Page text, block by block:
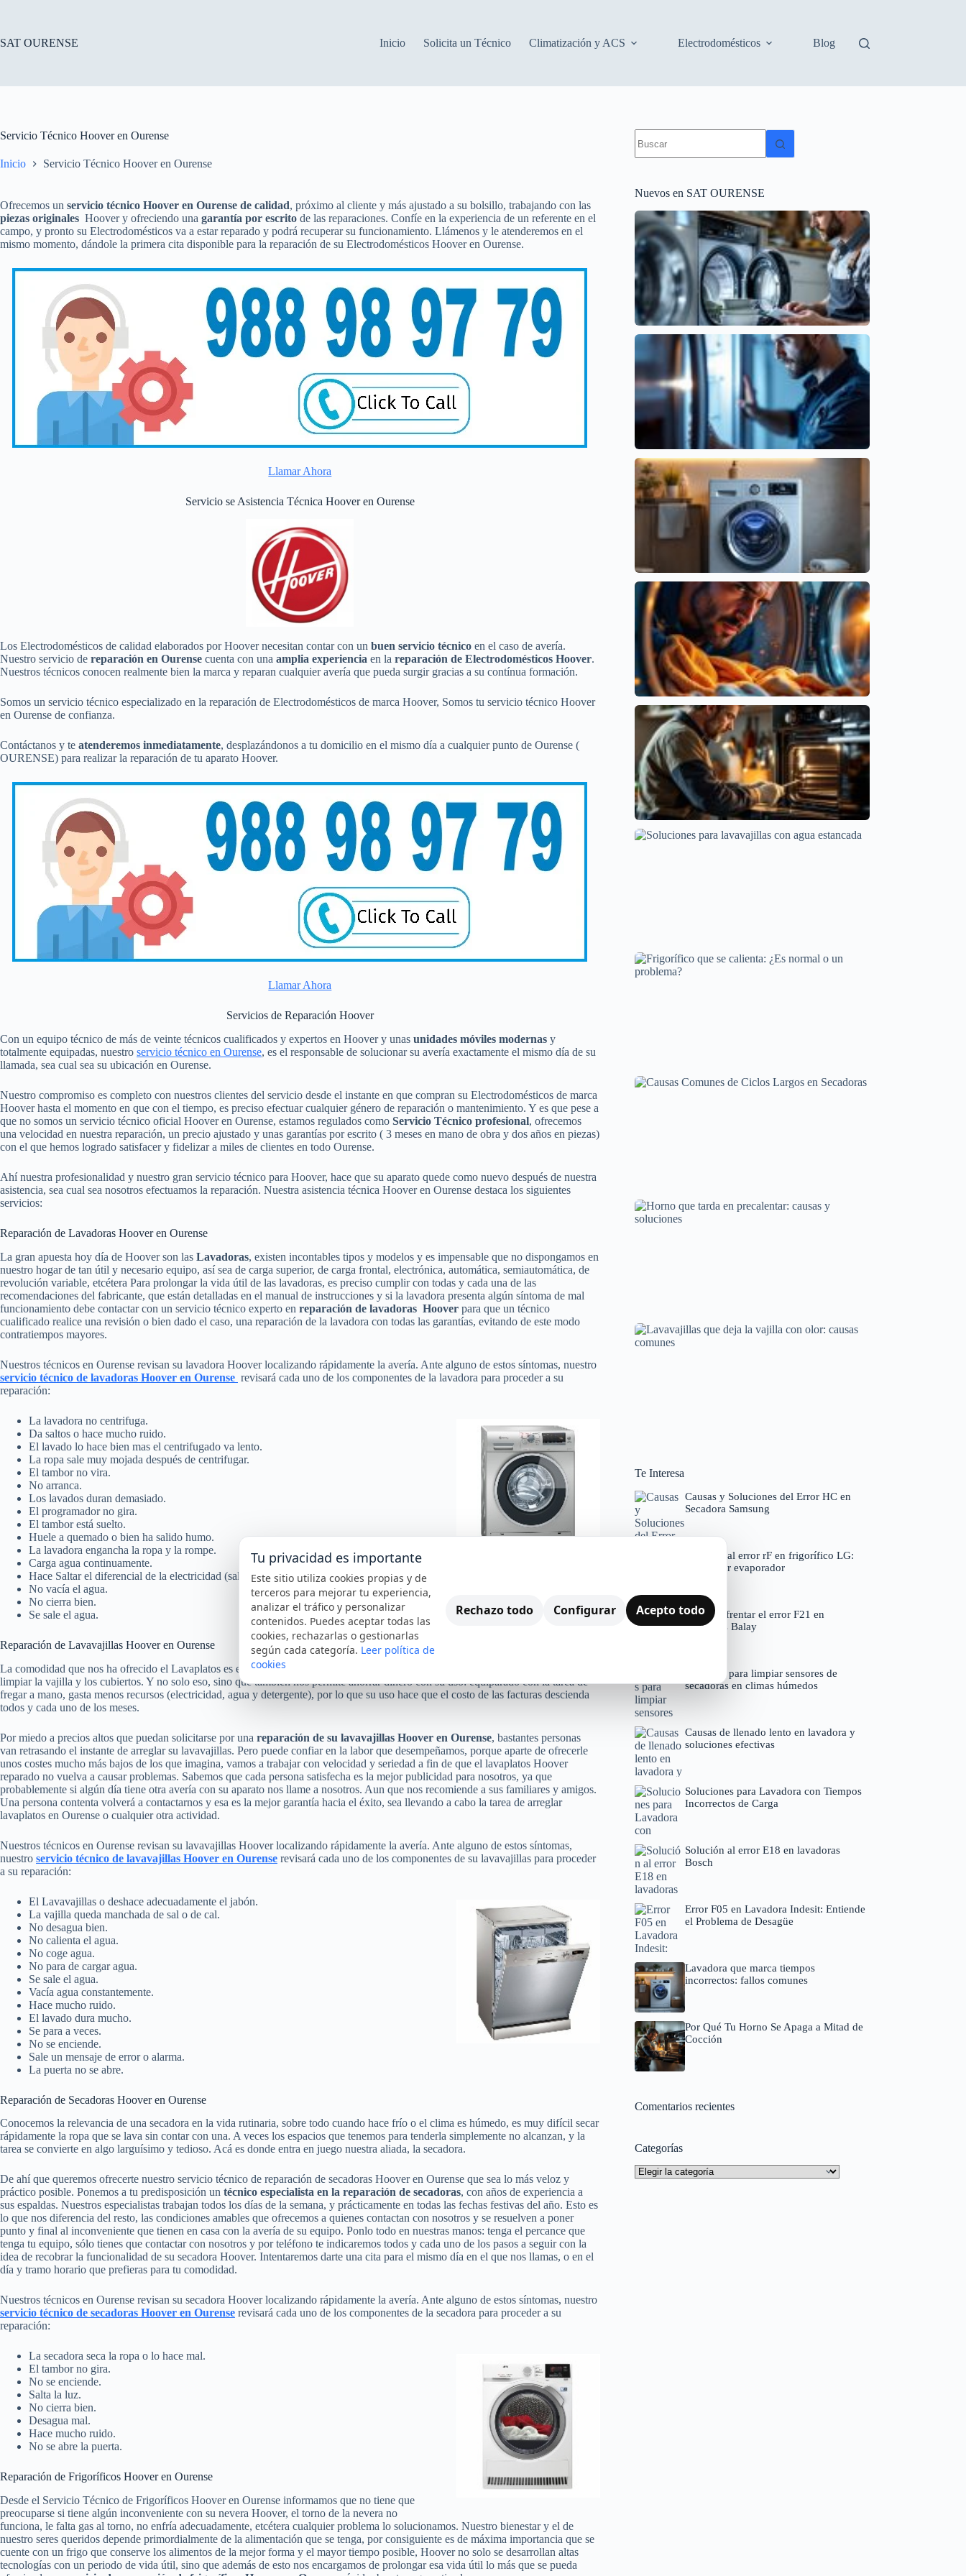
SAT OURENSE
Inicio Solicita un Técnico Climatización y ACS Electrodomésticos Blog
Servicio Técnico Hoover en Ourense
Inicio Servicio Técnico Hoover en Ourense
Ofrecemos un servicio técnico Hoover en Ourense de calidad, próximo al cliente y más ajustado a su bolsillo, trabajando con las
piezas originales Hoover y ofreciendo una garantía por escrito de las reparaciones. Confíe en la experiencia de un referente en el
campo, y pronto su Electrodomésticos va a estar reparado y podrá recuperar su funcionamiento. Llámenos y le atenderemos en el
mismo momento, dándole la primera cita disponible para la reparación de su Electrodomésticos Hoover en Ourense.
Llamar Ahora
Servicio se Asistencia Técnica Hoover en Ourense
Los Electrodomésticos de calidad elaborados por Hoover necesitan contar con un buen servicio técnico en el caso de avería.
Nuestro servicio de reparación en Ourense cuenta con una amplia experiencia en la reparación de Electrodomésticos Hoover.
Nuestros técnicos conocen realmente bien la marca y reparan cualquier avería que pueda surgir gracias a su contínua formación.
Somos un servicio técnico especializado en la reparación de Electrodomésticos de marca Hoover, Somos tu servicio técnico Hoover
en Ourense de confianza.
Contáctanos y te atenderemos inmediatamente, desplazándonos a tu domicilio en el mismo día a cualquier punto de Ourense (
OURENSE) para realizar la reparación de tu aparato Hoover.
Llamar Ahora
Servicios de Reparación Hoover
Con un equipo técnico de más de veinte técnicos cualificados y expertos en Hoover y unas unidades móviles modernas y
totalmente equipadas, nuestro servicio técnico en Ourense, es el responsable de solucionar su avería exactamente el mismo día de su
llamada, sea cual sea su ubicación en Ourense.
Nuestro compromiso es completo con nuestros clientes del servicio desde el instante en que compran su Electrodomésticos de marca
Hoover hasta el momento en que con el tiempo, es preciso efectuar cualquier género de reparación o mantenimiento. Y es que pese a
que no somos un servicio técnico oficial Hoover en Ourense, estamos regulados como Servicio Técnico profesional, ofrecemos
una velocidad en nuestra reparación, un precio ajustado y unas garantías por escrito ( 3 meses en mano de obra y dos años en piezas)
con el que hemos logrado satisfacer y fidelizar a miles de clientes en todo Ourense.
Ahí nuestra profesionalidad y nuestro gran servicio técnico para Hoover, hace que su aparato quede como nuevo después de nuestra
asistencia, sea cual sea nosotros efectuamos la reparación. Nuestra asistencia técnica Hoover en Ourense destaca los siguientes
servicios:
Reparación de Lavadoras Hoover en Ourense
La gran apuesta hoy día de Hoover son las Lavadoras, existen incontables tipos y modelos y es impensable que no dispongamos en
nuestro hogar de tan útil y necesario equipo, así sea de carga superior, de carga frontal, electrónica, automática, semiautomática, de
revolución variable, etcétera Para prolongar la vida útil de las lavadoras, es preciso cumplir con todas y cada una de las
recomendaciones del fabricante, que están detalladas en el manual de instrucciones y si la lavadora presenta algún síntoma de mal
funcionamiento debe contactar con un servicio técnico experto en reparación de lavadoras Hoover para que un técnico
cualificado realice una revisión o bien dado el caso, una reparación de la lavadora con todas las garantías, evitando de este modo
contratiempos mayores.
Nuestros técnicos en Ourense revisan su lavadora Hoover localizando rápidamente la avería. Ante alguno de estos síntomas, nuestro
servicio técnico de lavadoras Hoover en Ourense revisará cada uno de los componentes de la lavadora para proceder a su
reparación:
La lavadora no centrifuga.
Da saltos o hace mucho ruido.
El lavado lo hace bien mas el centrifugado va lento.
La ropa sale muy mojada después de centrifugar.
El tambor no vira.
No arranca.
Los lavados duran demasiado.
El programador no gira.
El tambor está suelto.
Huele a quemado o bien ha salido humo.
La lavadora engancha la ropa y la rompe.
Carga agua continuamente.
Hace Saltar el diferencial de la electricidad (salta la luz).
No vacía el agua.
No cierra bien.
Se sale el agua.
Reparación de Lavavajillas Hoover en Ourense
La comodidad que nos ha ofrecido el Lavaplatos es enorme desde su llegada. Nos permite ahorrar bastante tiempo en el momento de
limpiar la vajilla y los cubiertos. Y no solo eso, sino que también nos permite ahorrar dinero con su uso: equiparado con la tarea de
fregar a mano, gasta menos recursos (electricidad, agua y detergente), por lo que su uso hace que el costo de las facturas descienda
todos y cada uno de los meses.
Por miedo a precios altos que puedan solicitarse por una reparación de su lavavajillas Hoover en Ourense, bastantes personas
van retrasando el instante de arreglar su lavavajillas. Pero puede confiar en la labor que desempeñamos, porque aparte de ofrecerle
unos costes mucho más bajos de los que imagina, vamos a trabajar con velocidad y seriedad a fin de que el lavaplatos Hoover
reparado no vuelva a causar problemas. Sabemos que cada persona satisfecha es la mejor publicidad para nosotros, ya que
probablemente si algún día tiene otra avería con su aparato nos llame a nosotros. Aun que nos recomiende a sus familiares y amigos.
Una persona contenta volverá a contactarnos y esa es la mejor garantía hacia el éxito, sea llevando a cabo la tarea de arreglar
lavaplatos en Ourense o cualquier otra actividad.
Nuestros técnicos en Ourense revisan su lavavajillas Hoover localizando rápidamente la avería. Ante alguno de estos síntomas,
nuestro servicio técnico de lavavajillas Hoover en Ourense revisará cada uno de los componentes de su lavavajillas para proceder
a su reparación:
El Lavavajillas o deshace adecuadamente el jabón.
La vajilla queda manchada de sal o de cal.
No desagua bien.
No calienta el agua.
No coge agua.
No para de cargar agua.
Se sale el agua.
Vacía agua constantemente.
Hace mucho ruido.
El lavado dura mucho.
Se para a veces.
No se enciende.
Sale un mensaje de error o alarma.
La puerta no se abre.
Reparación de Secadoras Hoover en Ourense
Conocemos la relevancia de una secadora en la vida rutinaria, sobre todo cuando hace frío o el clima es húmedo, es muy difícil secar
rápidamente la ropa que se lava sin contar con una. A veces los espacios que tenemos para tenderla simplemente no alcanzan, y la
tarea se convierte en algo larguísimo y tedioso. Acá es donde entra en juego nuestra aliada, la secadora.
De ahí que queremos ofrecerte nuestro servicio técnico de reparación de secadoras Hoover en Ourense que sea lo más veloz y
práctico posible. Ponemos a tu predisposición un técnico especialista en la reparación de secadoras, con años de experiencia a
sus espaldas. Nuestros especialistas trabajan todos los días de la semana, y prácticamente en todas las fechas festivas del año. Esto es
lo que nos diferencia del resto, las condiciones amables que ofrecemos a quienes contactan con nosotros y se resuelven a poner
punto y final al inconveniente que tienen en casa con la avería de su equipo. Ponlo todo en nuestras manos: tenga el percance que
tenga tu equipo, sólo tienes que contactar con nosotros y por teléfono te indicaremos todos y cada uno de los pasos a seguir con la
idea de recobrar la funcionalidad de su secadora Hoover. Intentaremos darte una cita para el mismo día en el que nos llamas, o en el
día y tramo horario que prefieras para tu comodidad.
Nuestros técnicos en Ourense revisan su secadora Hoover localizando rápidamente la avería. Ante alguno de estos síntomas, nuestro
servicio técnico de secadoras Hoover en Ourense revisará cada uno de los componentes de la secadora para proceder a su
reparación:
La secadora seca la ropa o lo hace mal.
El tambor no gira.
No se enciende.
Salta la luz.
No cierra bien.
Desagua mal.
Hace mucho ruido.
No se abre la puerta.
Reparación de Frigoríficos Hoover en Ourense
Desde el Servicio Técnico de Frigoríficos Hoover en Ourense informamos que no tiene que
preocuparse si tiene algún inconveniente con su nevera Hoover, el torno de la nevera no
funciona, le falta gas al torno, no enfría adecuadamente, etcétera cualquier problema lo solucionamos. Nuestro bienestar y el de
nuestro seres queridos depende primordialmente de la alimentación que se tenga, por consiguiente es de máxima importancia que se
cuente con un frigo que conserve los alimentos de la mejor forma y el mayor tiempo posible, Hoover no solo se desarrollan altas
tecnologías con un periodo de vida útil, sino que además de esto nos encargamos de prolongar esa vida útil lo más que se pueda
resultados
Nuevos en SAT OURENSE
Causas del Lavavajillas que Tarda Demasiado en
Terminar
Cointra
Comprender el error EC en frigorífico LG y sus
síntomas
Códigos de error por marcas
Lavadora que marca tiempos incorrectos: fallos
comunes
Averías frecuentes en electrodomésticos
Problemas de Temperatura en Secadoras: Causas
y Soluciones
Averías frecuentes en electrodomésticos
Por Qué Tu Horno Se Apaga a Mitad de Cocción
Soluciones para lavavajillas con agua estancada
Mantenimiento y cuidado
Frigorífico que se calienta: ¿Es normal o un
Causas Comunes de Ciclos Largos en Secadoras
Averías frecuentes en electrodomésticos
Horno que tarda en precalentar: causas y
soluciones
Códigos de error por marcas
Te Interesa
Causas y Soluciones del Error HC en
Secadora Samsung
Solución al error rF en frigorífico LG:
Ventilador evaporador
Cómo enfrentar el error F21 en
lavadoras Balay
Consejos para limpiar sensores de
secadoras en climas húmedos
Causas de llenado lento en lavadora y
soluciones efectivas
Soluciones para Lavadora con Tiempos
Incorrectos de Carga
Solución al error E18 en lavadoras
Bosch
Error F05 en Lavadora Indesit: Entiende
el Problema de Desagüe
Lavadora que marca tiempos
incorrectos: fallos comunes
Por Qué Tu Horno Se Apaga a Mitad de
Cocción
Comentarios recientes
Categorías
Categorías
Tu privacidad es importante
Este sitio utiliza cookies propias y de
terceros para mejorar tu experiencia,
analizar el tráfico y personalizar
contenidos. Puedes aceptar todas las
cookies, rechazarlas o gestionarlas
según cada categoría. Leer política de
cookies
Rechazo todo Configurar Acepto todo